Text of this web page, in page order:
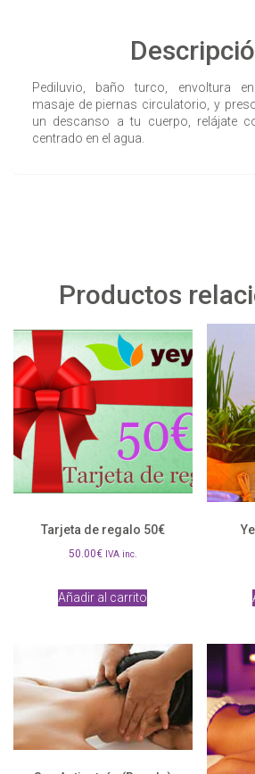
Pediluvio, baño turco, envoltura
masaje de piernas circulatorio, y
un descanso a tu cuerpo, relájate
centrado en el agua.
Productos
Tarjeta de regalo 50€
50.00€ IVA inc.
Añadir al carrito